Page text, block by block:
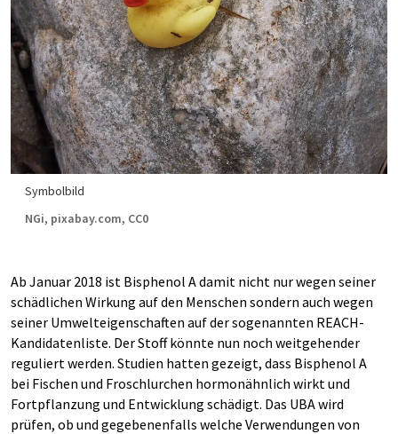
Symbolbild
NGi, pixabay.com, CC0
Ab Januar 2018 ist Bisphenol A damit nicht nur wegen seiner
schädlichen Wirkung auf den Menschen sondern auch wegen
seiner Umwelteigenschaften auf der sogenannten REACH-
Kandidatenliste. Der Stoff könnte nun noch weitgehender
reguliert werden. Studien hatten gezeigt, dass Bisphenol A
bei Fischen und Froschlurchen hormonähnlich wirkt und
Fortpflanzung und Entwicklung schädigt. Das UBA wird
prüfen, ob und gegebenenfalls welche Verwendungen von